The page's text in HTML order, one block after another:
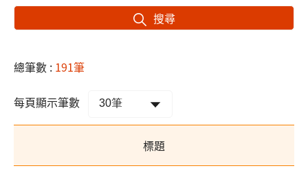
搜尋
總筆數 : 191筆
每頁顯示筆數
標題